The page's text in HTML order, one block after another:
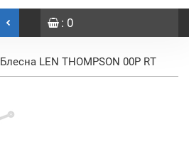
: 0
Блесна LEN THOMPSON 00P RT